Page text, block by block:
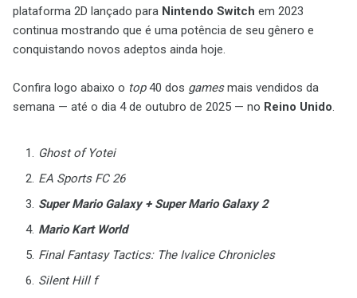
plataforma 2D lançado para Nintendo Switch em 2023
continua mostrando que é uma potência de seu gênero e
conquistando novos adeptos ainda hoje.
Confira logo abaixo o top40 dos gamesmais vendidos da
semana — até o dia 4 de outubro de 2025 — no Reino Unido.
Ghost of Yotei
EA Sports FC 26
Super Mario Galaxy + Super Mario Galaxy 2
Mario Kart World
Final Fantasy Tactics: The Ivalice Chronicles
Silent Hill f